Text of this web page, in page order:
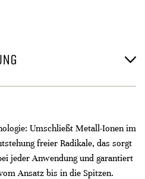
Umschließt Metall-Ionen im
freier Radikale, das sorgt
jeder Anwendung und garantiert
Ansatz bis in die Spitzen.